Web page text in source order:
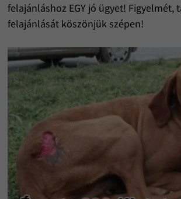
felajánláshoz EGY jó ügyet! Figyelmét,
felajánlását köszönjük szépen!